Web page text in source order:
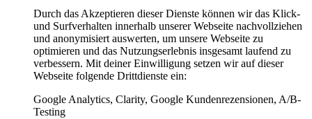
Durch das Akzeptieren dieser Dienste können wir das Klick-
und Surfverhalten innerhalb unserer Webseite nachvollziehen
und anonymisiert auswerten, um unsere Webseite zu
optimieren und das Nutzungserlebnis insgesamt laufend zu
verbessern. Mit deiner Einwilligung setzen wir auf dieser
Webseite folgende Drittdienste ein:
Google Analytics, Clarity, Google Kundenrezensionen, A/B-
Testing